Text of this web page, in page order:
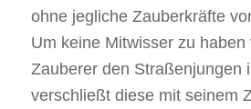
ohne jegliche Zauberkräfte
Um keine Mitwisser zu
Zauberer den Straßenjungen
verschließt diese mit seinem